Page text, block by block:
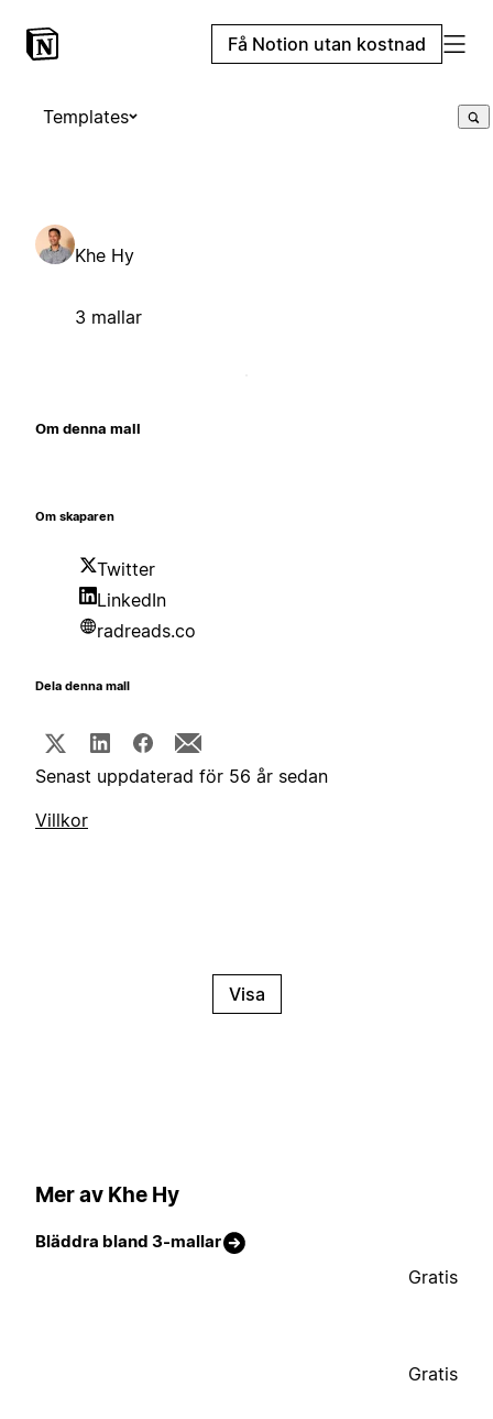
Få Notion utan kostnad
Templates
Khe Hy
3 mallar
Om denna mall
Om skaparen
Twitter
LinkedIn
radreads.co
Dela denna mall
Senast uppdaterad för 56 år sedan
Villkor
Visa
Mer av Khe Hy
Bläddra bland 3-mallar
Gratis
Gratis